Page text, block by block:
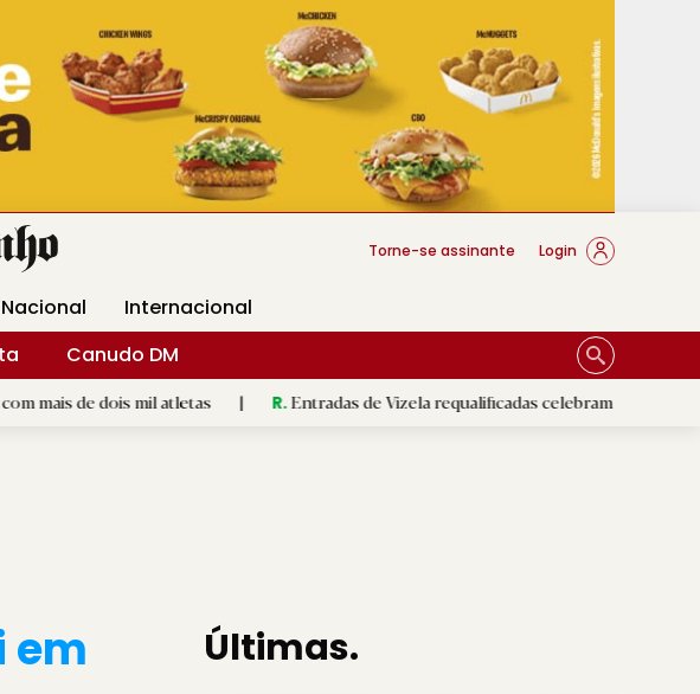
DM Arquidiocese Braga
Torne-se assinante Login
Nacional
Internacional
Canudo DM
mil atletas | R.Entradas de Vizela requalificadas celebram revolução do 5 de
em Últimas.